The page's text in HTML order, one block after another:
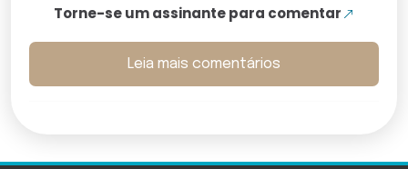
Torne-se um assinante para comentar
Leia mais comentários